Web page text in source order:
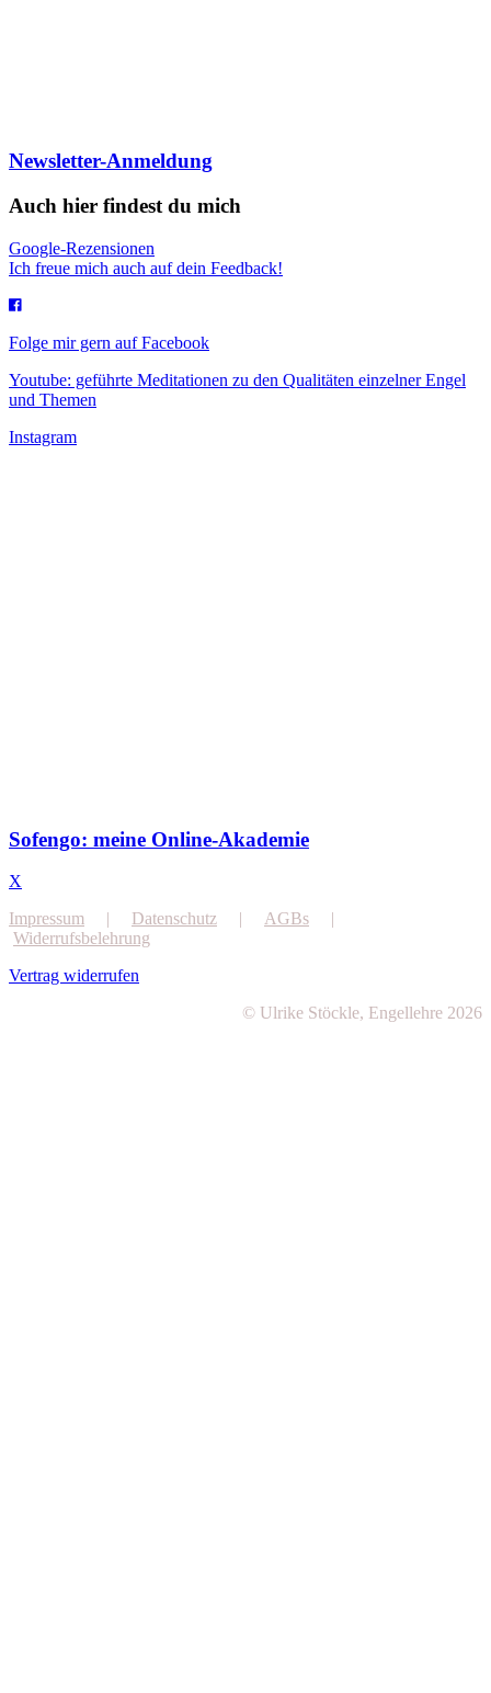
Newsletter-Anmeldung
Auch hier findest du mich
Google-Rezensionen
Ich freue mich auch auf dein Feedback!
Folge mir gern auf Facebook
Youtube: geführte Meditationen zu den Qualitäten einzelner Engel
und Themen
Instagram
Sofengo: meine Online-Akademie
X
Impressum | Datenschutz | AGBs |
Widerrufsbelehrung
Vertrag widerrufen
© Ulrike Stöckle, Engellehre 2026